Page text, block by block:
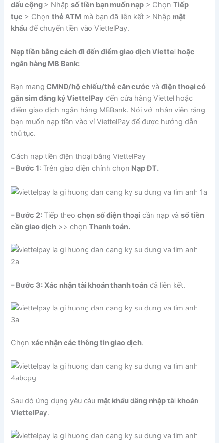
dấu cộng > Nhậpsố tiền bạn muốn nạp > ChọnTiếp
tục > Chọnthẻ ATM mà bạn đã liên kết > Nhập mật
khẩu để chuyển tiền vào ViettelPay.
Nạp tiền bằng cách đi đến điểm giao dịch Viettel hoặc
ngân hàng MB Bank:
Bạn mangCMND/hộ chiếu/thẻ căn cước vàđiện thoại có
gắn sim đăng ký ViettelPay đến cửa hàng Viettel hoặc
điểm giao dịch ngân hàng MBBank. Nói với nhân viên rằng
bạn muốn nạp tiền vào ví ViettelPay để được hướng dẫn
thủ tục.
Cách nạp tiền điện thoại bằng ViettelPay
– Bước 1: Trên giao diện chính chọn Nạp ĐT.
– Bước 2: Tiếp theochọn số điện thoại cần nạp vàsố tiền
cần giao dịch >> chọnThanh toán.
– Bước 3: Xác nhận tài khoản thanh toán đã liên kết.
Chọnxác nhận các thông tin giao dịch.
Sau đó ứng dụng yêu cầu mật khẩu đăng nhập tài khoản
ViettelPay.